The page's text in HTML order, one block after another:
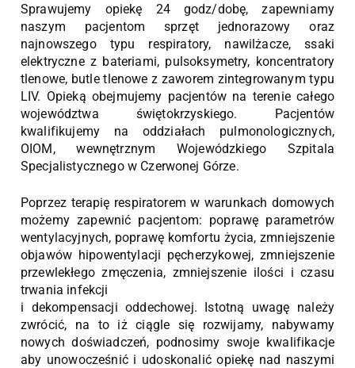
Sprawujemy opiekę 24 godz/dobę, zapewniamy
naszym pacjentom sprzęt jednorazowy oraz
najnowszego typu respiratory, nawilżacze, ssaki
elektryczne z bateriami, pulsoksymetry, koncentratory
tlenowe, butle tlenowe z zaworem zintegrowanym typu
LIV. Opieką obejmujemy pacjentów na terenie całego
województwa świętokrzyskiego. Pacjentów
kwalifikujemy na oddziałach pulmonologicznych,
OIOM, wewnętrznym Wojewódzkiego Szpitala
Specjalistycznego w Czerwonej Górze.
Poprzez terapię respiratorem w warunkach domowych
możemy zapewnić pacjentom: poprawę parametrów
wentylacyjnych, poprawę komfortu życia, zmniejszenie
objawów hipowentylacji pęcherzykowej, zmniejszenie
przewlekłego zmęczenia, zmniejszenie ilości i czasu
trwania infekcji
i dekompensacji oddechowej. Istotną uwagę należy
zwrócić, na to iż ciągle się rozwijamy, nabywamy
nowych doświadczeń, podnosimy swoje kwalifikacje
aby unowocześnić i udoskonalić opiekę nad naszymi